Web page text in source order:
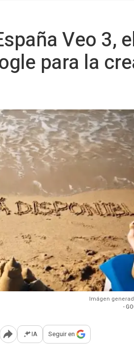
Veo 3,
para la
Imágen
-
Abrir opciones para compartir
IA Seguir en